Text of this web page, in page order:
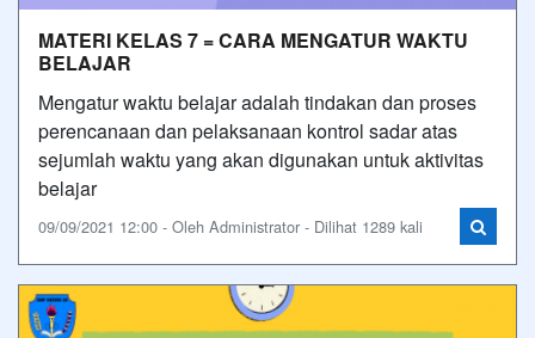
MATERI KELAS 7 = CARA MENGATUR WAKTU
BELAJAR
Mengatur waktu belajar adalah tindakan dan proses
perencanaan dan pelaksanaan kontrol sadar atas
sejumlah waktu yang akan digunakan untuk aktivitas
belajar
09/09/2021 12:00 - Oleh Administrator - Dilihat 1289 kali